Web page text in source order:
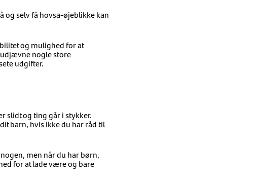
og selv få hovsa-øjeblikke kan
og mulighed for at
nogle store
udgifter.
slidt og ting går i stykker.
barn, hvis ikke du har råd til
men når du har børn,
for at lade være og bare